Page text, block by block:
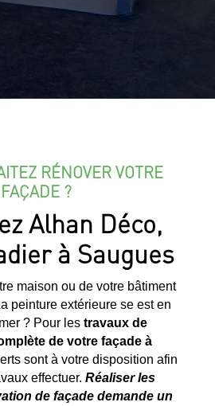
RÉNOVER VOTRE
FAÇADE ?
Alhan Déco,
à Saugues
maison ou de votre bâtiment
peinture extérieure se est en
? Pour les travaux de
de votre façade à
sont à votre disposition afin
effectuer. Réaliser les
de façade demande un